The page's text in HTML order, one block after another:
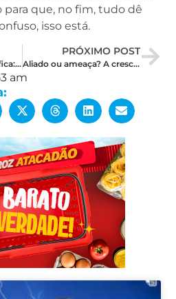
que, no fim, tudo dê
isso está.
A guerra nunca se justifica: os perigos de um mundo de insensatez e às portas do caos
PRÓXIMO POST
Aliado ou ameaça? A crescente desconfiança de Bolsonaro sobre Tarcísio e quem está por trás
am